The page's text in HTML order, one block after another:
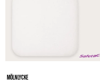
MÖLNLYCKE